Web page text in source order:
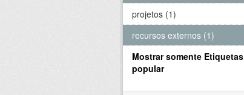
projetos (1)
recursos externos (1)
Mostrar somente Etiquetas
popular